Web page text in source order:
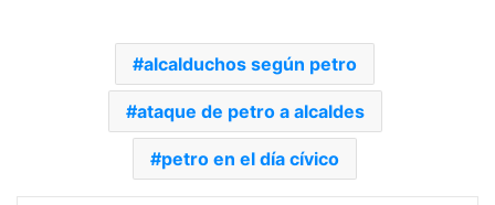
alcalduchos según petro
ataque de petro a alcaldes
petro en el día cívico